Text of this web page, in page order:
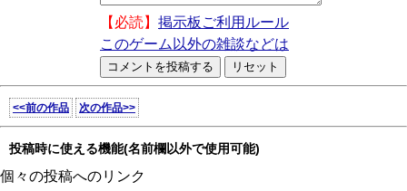
【必読】 掲示板ご利用ルール
このゲーム以外の雑談などは
<<前の作品 次の作品>>
投稿時に使える機能(名前欄以外で使用可能)
個々の投稿へのリンク